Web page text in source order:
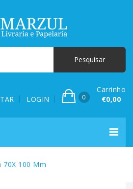
LOGIN 0
Carrinho
€0,00
70X 100 Mm